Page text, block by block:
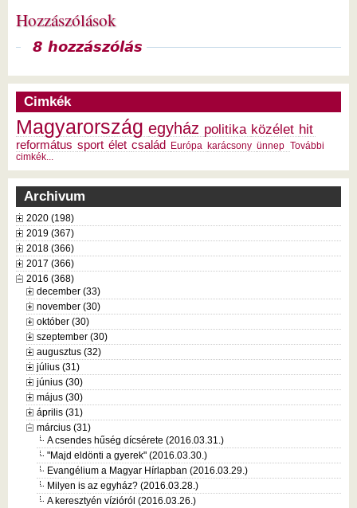
Hozzászólások
Megjelenítés
8 hozzászólás
Cimkék
Magyarország egyház politika közélet hit
református sport élet család Európa karácsony ünnep További
cimkék...
Archivum
2020 (198)
2019 (367)
2018 (366)
2017 (366)
2016 (368)
december (33)
november (30)
október (30)
szeptember (30)
augusztus (32)
július (31)
június (30)
május (30)
április (31)
március (31)
A csendes hűség dícsérete (2016.03.31.)
"Majd eldönti a gyerek" (2016.03.30.)
Evangélium a Magyar Hírlapban (2016.03.29.)
Milyen is az egyház? (2016.03.28.)
A keresztyén vízióról (2016.03.26.)